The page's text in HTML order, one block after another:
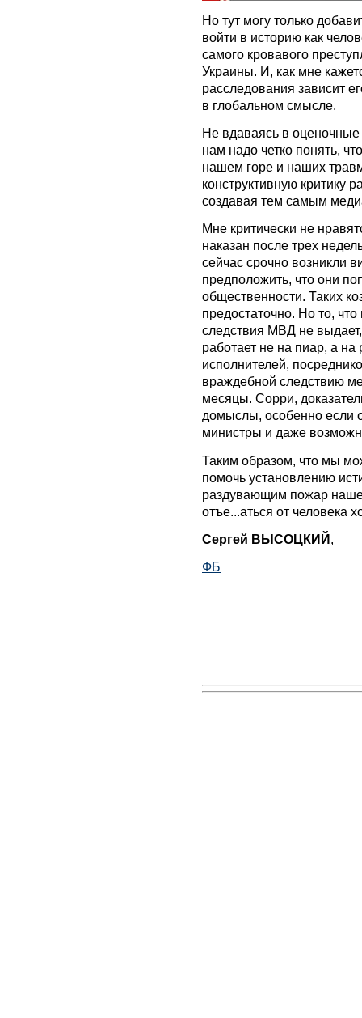
Но тут могу только
войти в историю как
самого кровавого
Украины. И, как мне
расследования зависит
в глобальном смысле.
Не вдаваясь в
нам надо четко понять,
нашем горе и наших
конструктивную критику
создавая тем самым
Мне критически не
наказан после трех
сейчас срочно возникли
предположить, что они
общественности. Таких
предостаточно. Но то,
следствия МВД не выдает,
работает не на пиар, а на
исполнителей,
враждебной следствию
месяцы. Сорри,
домыслы, особенно если
министры и даже
Таким образом, что мы
помочь установлению
раздувающим пожар
отъе...аться от человека
Сергей ВЫСОЦКИЙ,
ФБ